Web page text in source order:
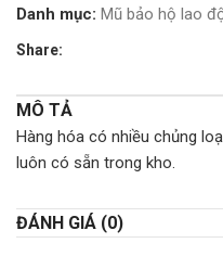
Danh mục: Mũ bảo hộ lao
Share:
MÔ TẢ
Hàng hóa có nhiều chủng
luôn có sẵn trong kho.
ĐÁNH GIÁ (0)